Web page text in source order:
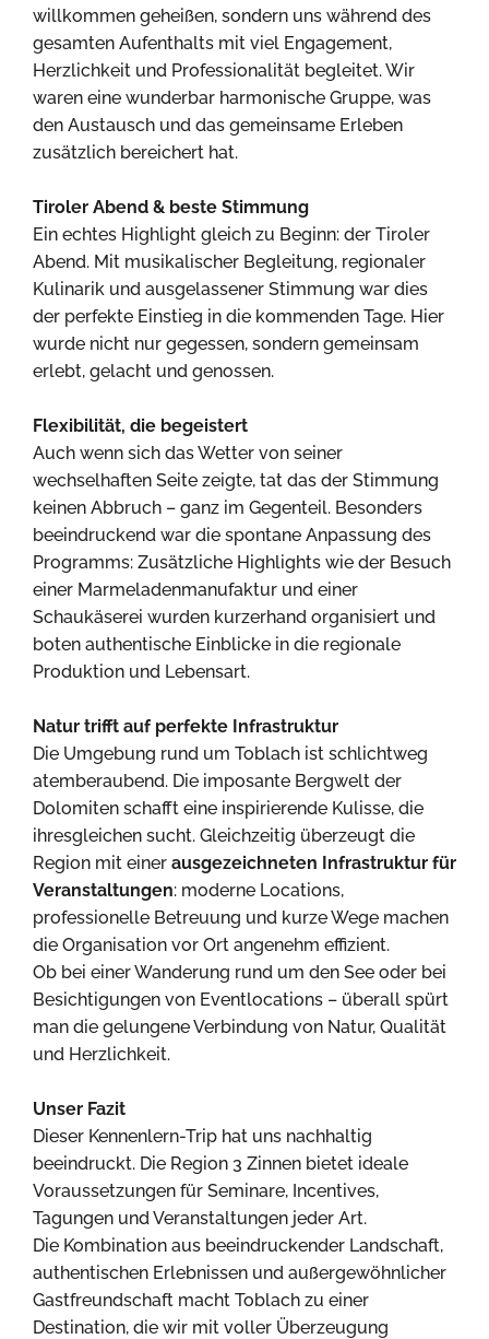
willkommen geheißen, sondern uns während des
gesamten Aufenthalts mit viel Engagement,
Herzlichkeit und Professionalität begleitet. Wir
waren eine wunderbar harmonische Gruppe, was
den Austausch und das gemeinsame Erleben
zusätzlich bereichert hat.
Tiroler Abend & beste Stimmung
Ein echtes Highlight gleich zu Beginn: der Tiroler
Abend. Mit musikalischer Begleitung, regionaler
Kulinarik und ausgelassener Stimmung war dies
der perfekte Einstieg in die kommenden Tage. Hier
wurde nicht nur gegessen, sondern gemeinsam
erlebt, gelacht und genossen.
Flexibilität, die begeistert
Auch wenn sich das Wetter von seiner
wechselhaften Seite zeigte, tat das der Stimmung
keinen Abbruch – ganz im Gegenteil. Besonders
beeindruckend war die spontane Anpassung des
Programms: Zusätzliche Highlights wie der Besuch
einer Marmeladenmanufaktur und einer
Schaukäserei wurden kurzerhand organisiert und
boten authentische Einblicke in die regionale
Produktion und Lebensart.
Natur trifft auf perfekte Infrastruktur
Die Umgebung rund um Toblach ist schlichtweg
atemberaubend. Die imposante Bergwelt der
Dolomiten schafft eine inspirierende Kulisse, die
ihresgleichen sucht. Gleichzeitig überzeugt die
Region mit einer ausgezeichneten Infrastruktur für
Veranstaltungen: moderne Locations,
professionelle Betreuung und kurze Wege machen
die Organisation vor Ort angenehm effizient.
Ob bei einer Wanderung rund um den See oder bei
Besichtigungen von Eventlocations – überall spürt
man die gelungene Verbindung von Natur, Qualität
und Herzlichkeit.
Unser Fazit
Dieser Kennenlern-Trip hat uns nachhaltig
beeindruckt. Die Region 3 Zinnen bietet ideale
Voraussetzungen für Seminare, Incentives,
Tagungen und Veranstaltungen jeder Art.
Die Kombination aus beeindruckender Landschaft,
authentischen Erlebnissen und außergewöhnlicher
Gastfreundschaft macht Toblach zu einer
Destination, die wir mit voller Überzeugung